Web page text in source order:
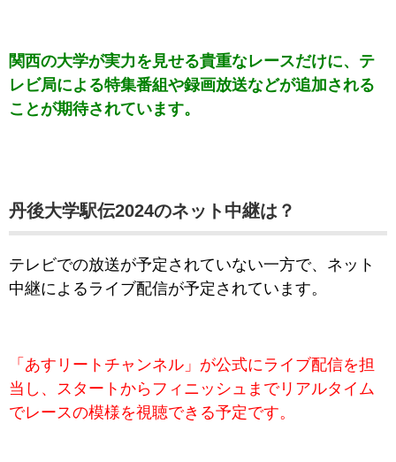
関西の大学が実力を見せる貴重なレースだけに、テ
レビ局による特集番組や録画放送などが追加される
ことが期待されています。
丹後大学駅伝2024のネット中継は？
テレビでの放送が予定されていない一方で、ネット
中継によるライブ配信が予定されています。
「あすリートチャンネル」が公式にライブ配信を担
当し、スタートからフィニッシュまでリアルタイム
でレースの模様を視聴できる予定です。